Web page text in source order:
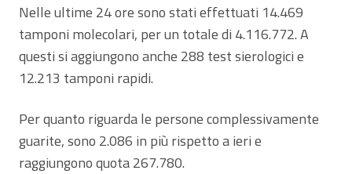
Nelle ultime 24 ore sono stati effettuati 14.469
tamponi molecolari, per un totale di 4.116.772. A
questi si aggiungono anche 288 test sierologici e
12.213 tamponi rapidi.
Per quanto riguarda le persone complessivamente
guarite, sono 2.086 in più rispetto a ieri e
raggiungono quota 267.780.